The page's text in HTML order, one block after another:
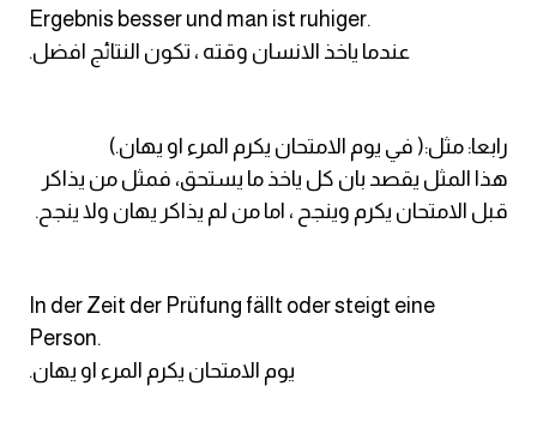
كلمات بحرف v
Ergebnis besser und man ist ruhiger.
.عندما ياخذ الانسان وقته ، تكون النتائج افضل
رابعا: مثل:( في يوم الامتحان يكرم المرء او يهان.)
هذا المثل يقصد بان كل ياخذ ما يستحق، فمثل من يذاكر
قبل الامتحان يكرم وينجح ، اما من لم يذاكر يهان ولا ينجح.
In der Zeit der Prüfung fällt oder steigt eine
Person.
.يوم الامتحان يكرم المرء او يهان